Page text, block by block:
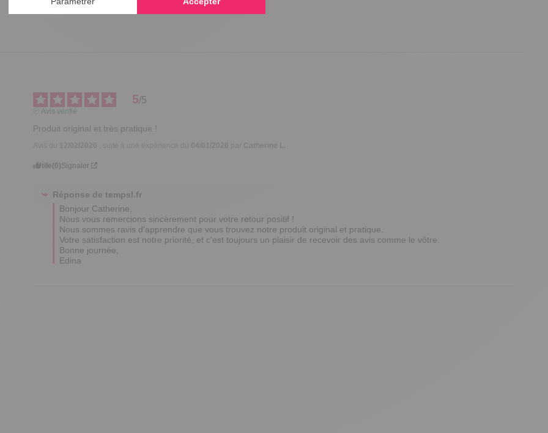
5/5
Avis vérifié
Produit original et très pratique !
Catherine L.
Utile(0)Signaler
Réponse detempsl.fr
Bonjour Catherine,
Nous vous remercions sincèrement pour votre retour positif !
Nous sommes ravis d'apprendre que vous trouvez notre produit original et pratique.
Votre satisfaction est notre priorité, et c'est toujours un plaisir de recevoir des avis comme le vôtre.
Bonne journée,
Edina